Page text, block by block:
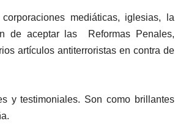
mediáticas, iglesias, la
de aceptar las Reformas Penales,
artículos antiterroristas en contra de
y testimoniales. Son como brillantes